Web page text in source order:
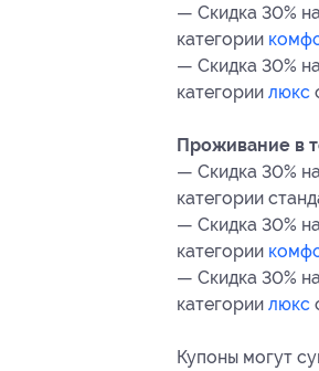
— Скидка 30%
категории
— Скидка 30%
категории люкс
Проживание в
— Скидка 30%
категории
— Скидка 30%
категории
— Скидка 30%
категории люкс
Купоны могут